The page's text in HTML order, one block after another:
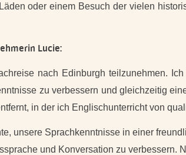
oder einem Besuch der vielen
Lucie:
nach Edinburgh teilzunehmen.
zu verbessern und gleichzeitig
in der ich Englischunterricht von
unsere Sprachkenntnisse in einer
und Konversation zu